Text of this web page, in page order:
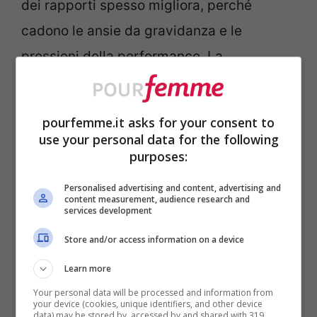
dei rapporti spesso migliora, perché
cadono le ansie da gravidanza e le
pressioni della performance. La
consulenza di una ginecologa esperta in
menopausa può aiutare: esistono terapie
ormonali locali (a base di estrogeni in
crema o ovuli) che risolvono la secchezza
senza gli effetti sistemici della terapia
ormonale sostitutiva.
La vera ricetta non è
medica, è mentale: dialogo,
tempo e riscoperta
pourfemme.it asks for your consent to
use your personal data for the following
purposes:
Personalised advertising and content, advertising and
content measurement, audience research and
services development
Store and/or access information on a device
Learn more
Your personal data will be processed and information from
your device (cookies, unique identifiers, and other device